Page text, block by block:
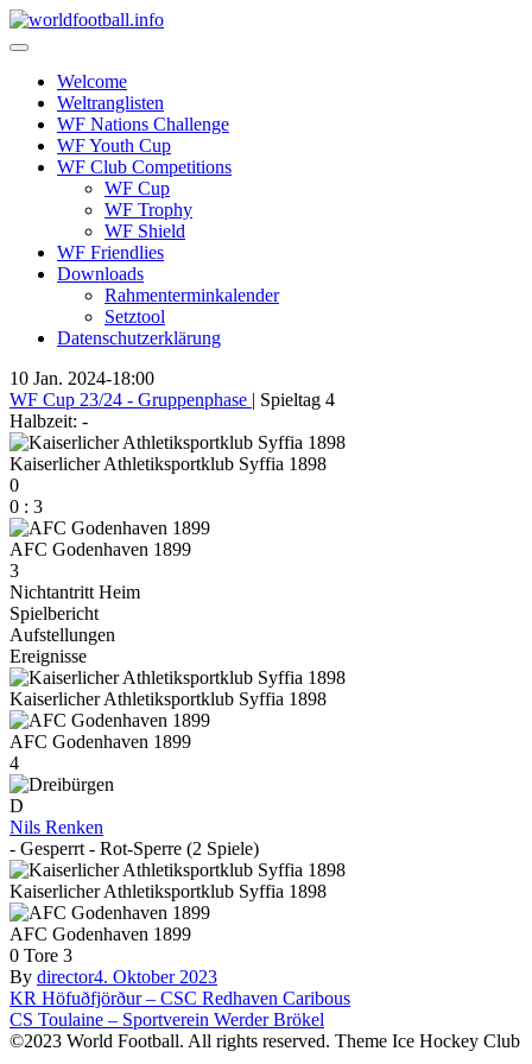
Skip
to
Welcome
Weltranglisten
WF Nations Challenge
WF Youth Cup
WF Club Competitions
WF Cup
WF Trophy
WF Shield
WF Friendlies
Downloads
Rahmenterminkalender
Setztool
Datenschutzerklärung
10 Jan. 2024-18:00
WF Cup 23/24 - Gruppenphase | Spieltag 4
Halbzeit: -
Kaiserlicher Athletiksportklub Syffia 1898
0
0 : 3
AFC Godenhaven 1899
3
Nichtantritt Heim
Spielbericht
Aufstellungen
Ereignisse
Kaiserlicher Athletiksportklub Syffia 1898
AFC Godenhaven 1899
4
D
Nils Renken
- Gesperrt - Rot-Sperre (2 Spiele)
Kaiserlicher Athletiksportklub Syffia 1898
AFC Godenhaven 1899
0 Tore 3
By director4. Oktober 2023
Beitragsnavigation
KR Höfuðfjörður – CSC Redhaven Caribous
CS Toulaine – Sportverein Werder Brökel
©2023 World Football. All rights reserved. Theme Ice Hockey Club